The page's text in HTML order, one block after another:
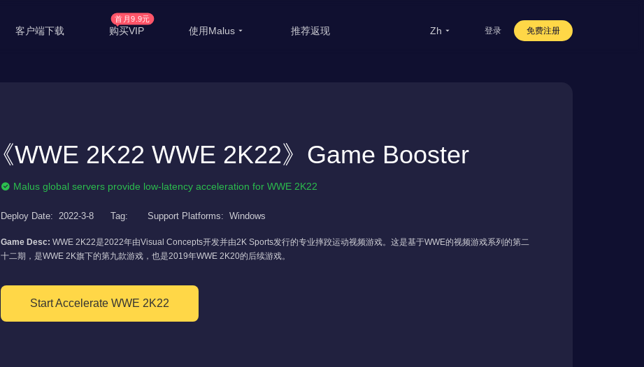
客户端下载 购买VIP
首月9.9元
使用Malus
教育优惠 出国旅行
推荐返现 zh 登录 免费注册
《WWE 2K22 WWE 2K22》Game Booster
Malus global servers provide low-latency acceleration for WWE 2K22
Deploy Date: 2022-3-8 Tag: Support Platforms: Windows
Game Desc: WWE 2K22是2022年由Visual Concepts开发并由2K Sports发行的专业摔跤运动视频游戏。这是基于WWE的视频游戏系列的第二
十二期，是WWE 2K旗下的第九款游戏，也是2019年WWE 2K20的后续游戏。
Start Accelerate WWE 2K22